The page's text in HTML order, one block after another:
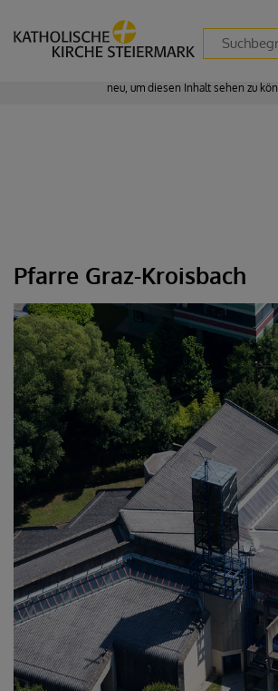
Zustimmung erforderlich!
neu, um diesen Inhalt sehen zu
Pfarre Graz-Kroisbach